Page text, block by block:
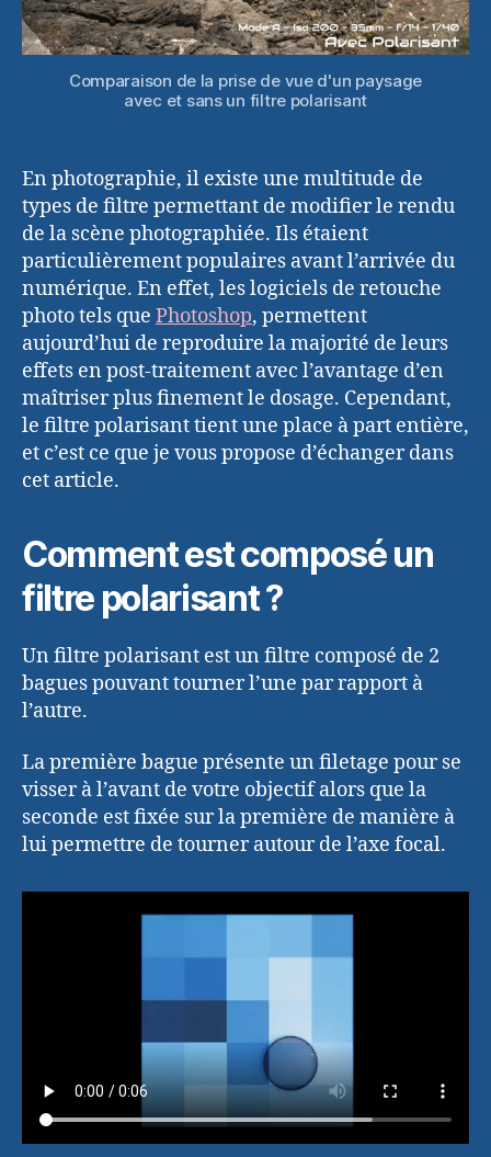
Comparaison de la prise de vue d'un paysage
avec et sans un filtre polarisant
En photographie, il existe une multitude de
types de filtre permettant de modifier le rendu
de la scène photographiée. Ils étaient
particulièrement populaires avant l’arrivée du
numérique. En effet, les logiciels de retouche
photo tels que Photoshop, permettent
aujourd’hui de reproduire la majorité de leurs
effets en post-traitement avec l’avantage d’en
maîtriser plus finement le dosage. Cependant,
le filtre polarisant tient une place à part entière,
et c’est ce que je vous propose d’échanger dans
cet article.
Comment est composé un
filtre polarisant ?
Un filtre polarisant est un filtre composé de 2
bagues pouvant tourner l’une par rapport à
l’autre.
La première bague présente un filetage pour se
visser à l’avant de votre objectif alors que la
seconde est fixée sur la première de manière à
lui permettre de tourner autour de l’axe focal.